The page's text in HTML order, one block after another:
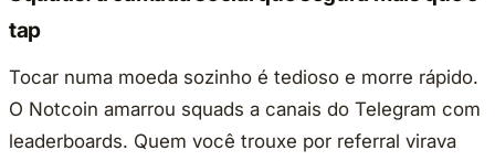
tap
Tocar numa moeda sozinho é tedioso e morre rápido.
O Notcoin amarrou squads a canais do Telegram com
leaderboards. Quem você trouxe por referral virava